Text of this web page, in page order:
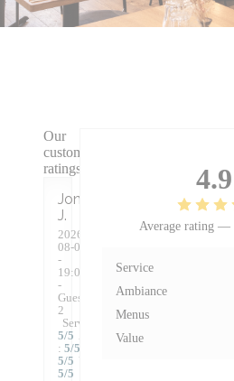
Our
customer
ratings
Jonathan
J
2026-
08-08
-
19:00
-
Guests
2
Service
5/5 Ambiance
: 5/5
5/5 Value
5/5
4.9
Average rating —
Service
Ambiance
Menus
Value